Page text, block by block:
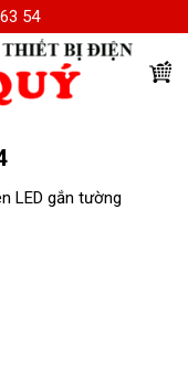
54
LED gắn tường